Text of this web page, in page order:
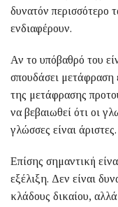
δυνατόν περισσότερο
ενδιαφέρουν.
Αν το υπόβαθρό του
σπουδάσει μετάφραση
της μετάφρασης
να βεβαιωθεί ότι οι
γλώσσες είναι άριστες.
Επίσης σημαντική
εξέλιξη. Δεν είναι
κλάδους δικαίου, αλλά